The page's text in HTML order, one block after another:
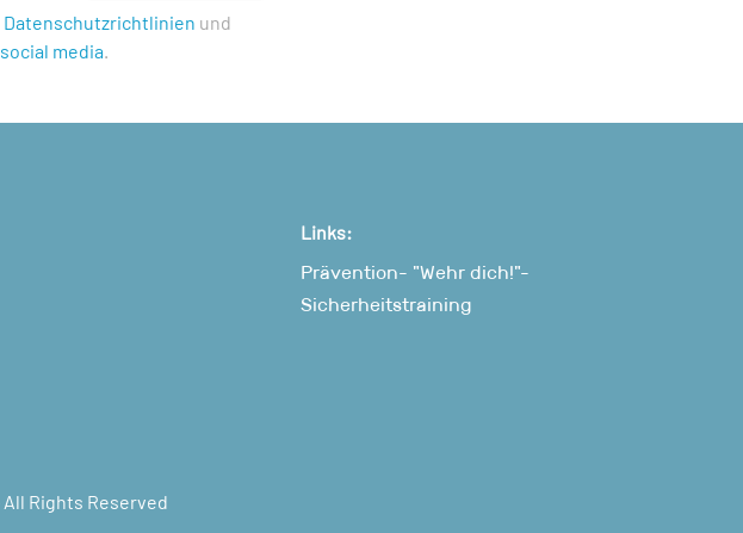
Datenschutzrichtlinien und
media.
Links:
Prävention- "Wehr dich!"-
Sicherheitstraining
Rights Reserved